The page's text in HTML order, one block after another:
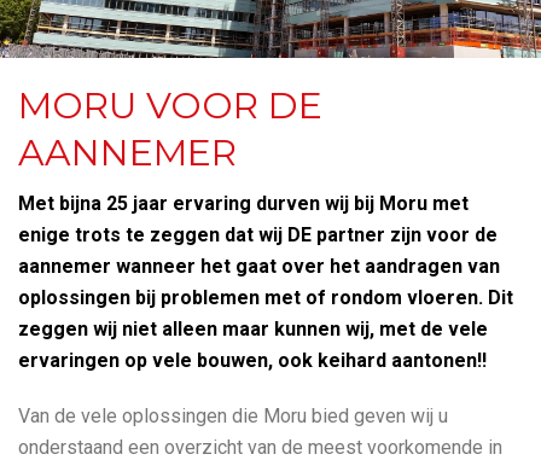
MORU VOOR DE
AANNEMER
Met bijna 25 jaar ervaring durven wij bij Moru met
enige trots te zeggen dat wij DE partner zijn voor de
aannemer wanneer het gaat over het aandragen van
oplossingen bij problemen met of rondom vloeren. Dit
zeggen wij niet alleen maar kunnen wij, met de vele
ervaringen op vele bouwen, ook keihard aantonen!!
Van de vele oplossingen die Moru bied geven wij u
onderstaand een overzicht van de meest voorkomende in